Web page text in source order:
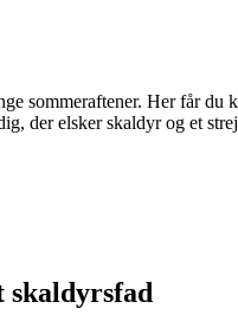
sommeraftener. Her får
der elsker skaldyr og et
skaldyrsfad